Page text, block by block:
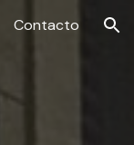
Contacto